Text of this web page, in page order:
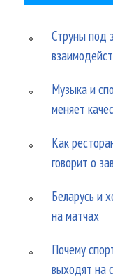
Струны под
Музыка и
меняет
Как
говорит о
Беларусь и
на матчах
Почему
выходят на